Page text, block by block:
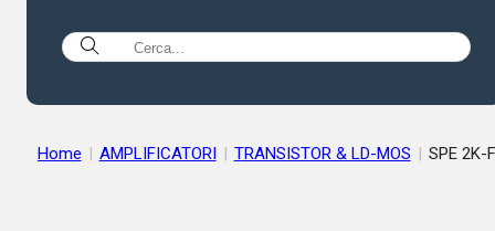
Home | AMPLIFICATORI | TRANSISTOR & LD-MOS | SPE 2K-